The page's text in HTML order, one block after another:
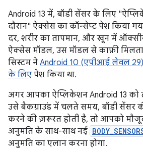
Android 13 में, बॉडी सेंसर के लिए
दौरान" ऐक्सेस का कॉन्सेप्ट पेश किया
दर, शरीर का तापमान, और खून में
ऐक्सेस मॉडल, उस मॉडल से काफ़ी
सिस्टम ने Android 10 (एपीआई लेवल
के लिए पेश किया था.
अगर आपका ऐप्लिकेशन Android 13 को
उसे बैकग्राउंड में चलते समय, बॉडी सेंसर
करने की ज़रूरत होती है, तो आपको
अनुमति के साथ-साथ नई
अनुमति का एलान करना होगा.